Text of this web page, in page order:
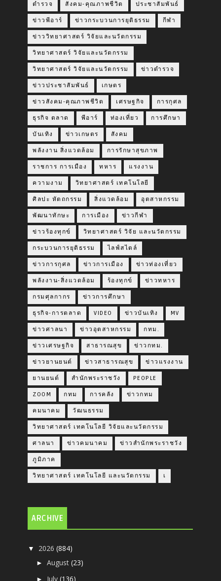
ตำรวจ สังคม-คุณภาพชีวิต ประชาสัมพันธ์
ข่าวพีอาร์ ข่าวกระบวนการยุติธรรม กีฬา
ข่าววิทยาศาสตร์ วิจัยและนวัตกรรม
วิทยาศาสตร์ วิจัยและนวัตกรรม
วิทยาศาสตร์ วิจัยและนวัตกรรม ข่าวตำรวจ
ข่าวประชาสัมพันธ์ เกษตร
ข่าวสังคม-คุณภาพชีวิต เศรษฐกิจ การกุศล
ธุรกิจ ตลาด พีอาร์ ท่องเที่ยว การศึกษา
บันเทิง ข่าวเกษตร สังคม
พลังงาน สิ่งแวดล้อม การรักษาสุขภาพ
ราชการ การเมือง ทหาร แรงงาน
ความงาม วิทยาศาสตร์ เทคโนโลยี
ศิลปะ หัตถกรรม สิ่งแวดล้อม อุตสาหกรรม
พัฒนาทักษะ การเมือง ข่าวกีฬา
ข่าวร้องทุกข์ วิทยาศาสตร์ วิจัย และนวัตกรรม
กระบวนการยุติธรรม ไลฟ์สไตล์
ข่าวการกุศล ข่าวการเมือง ข่าวท่องเที่ยว
พลังงาน-สิ่งแวดล้อม ร้องทุกข์ ข่าวทหาร
กรมศุลกากร ข่าวการศึกษา
ธุรกิจ-การตลาด VIDEO ข่าวบันเทิง MV
ข่าวศาลนา ข่าวอุตสาหกรรม กทม.
ข่าวเศรษฐกิจ สาธารณสุข ข่าวกทม.
ข่าวยานยนต์ ข่าวสาธารณสุข ข่าวแรงงาน
ยานยนต์ สำนักพระราชวัง PEOPLE
ZOOM กทม การคลัง ข่าวกทม
คมนาคม วัฒนธรรม
วิทยาศาสตร์ เทคโนโลยี วิจัยและนวัตกรรม
ศาลนา ข่าวคมนาคม ข่าวสำนักพระราชวัง
ภูมิภาค
วิทยาศาสตร์ เทคโนโลยี และนวัตกรรม เ
ARCHIVE
▼ 2026(884)
►August(23)
► July(136)